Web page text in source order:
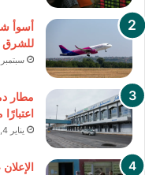
أسوأ
للشرق
سبتمبر 17, 2024
مطار
اعتبارًا من 7
يناير 4, 2025